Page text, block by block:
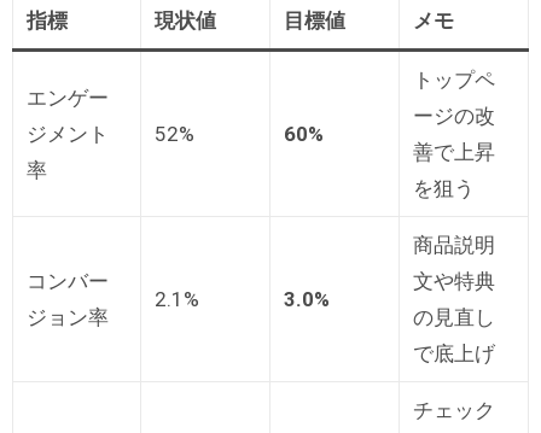
指標 現状値 目標値 メモ
エンゲー
ジメント
率
52% 60%
トップペ
ージの改
善で上昇
を狙う
コンバー
ジョン率
2.1% 3.0%
商品説明
文や特典
の見直し
で底上げ
チェック